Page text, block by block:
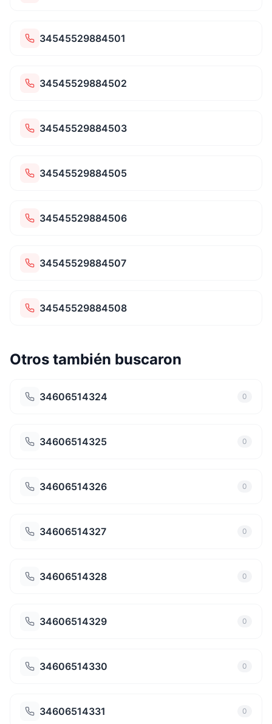
34545529884501
34545529884502
34545529884503
34545529884505
34545529884506
34545529884507
34545529884508
Otros también buscaron
34606514324 0
34606514325 0
34606514326 0
34606514327 0
34606514328 0
34606514329 0
34606514330 0
34606514331 0